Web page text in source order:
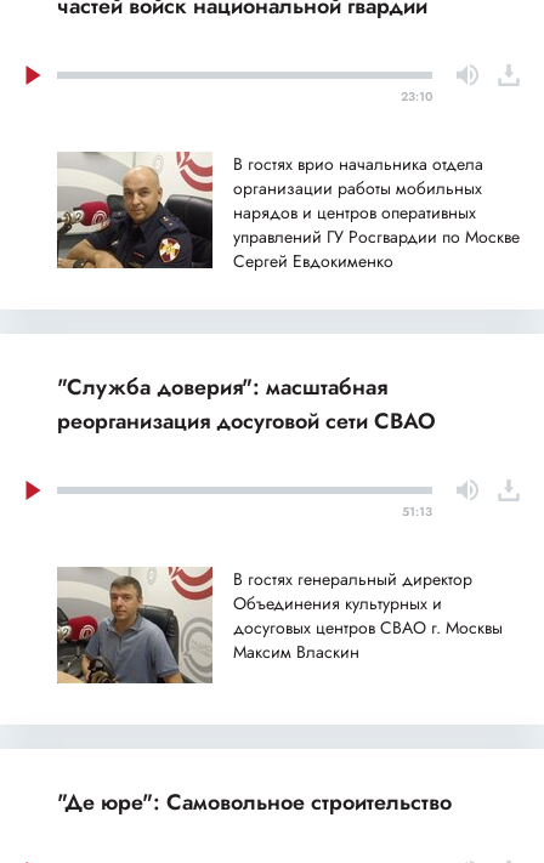
23:10
В гостях врио начальника отдела
организации работы мобильных
нарядов и центров оперативных
управлений ГУ Росгвардии по Москве
Сергей Евдокименко
"Служба доверия": масштабная
реорганизация досуговой сети СВАО
51:13
В гостях генеральный директор
Объединения культурных и
досуговых центров СВАО г. Москвы
Максим Власкин
"Де юре": Самовольное строительство